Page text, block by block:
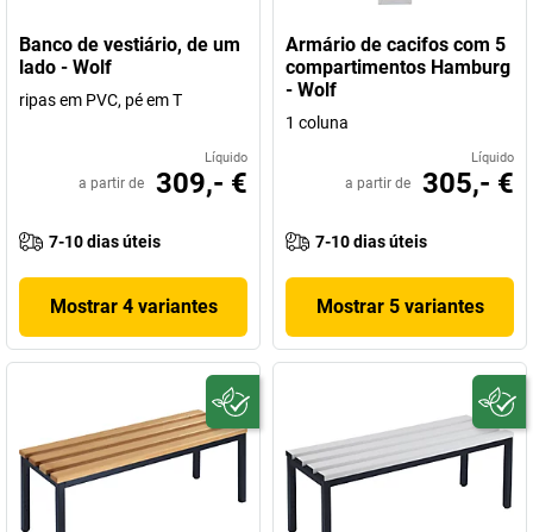
Banco de vestiário, de um
lado - Wolf
ripas em PVC, pé em T
Líquido
a partir de 309,- €
7-10 dias úteis
Mostrar 4 variantes
Armário de cacifos com 5
compartimentos Hamburg
- Wolf
1 coluna
Líquido
a partir de 305,- €
7-10 dias úteis
Mostrar 5 variantes